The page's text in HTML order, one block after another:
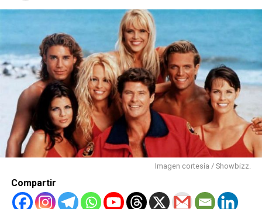
Imagen cortesía / Showbizz.
Compartir